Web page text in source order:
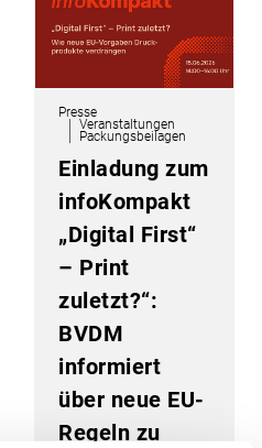
Presse
Veranstaltungen
Packungsbeilagen
Einladung zum
infoKompakt
„Digital First“
– Print
zuletzt?“:
BVDM
informiert
über neue EU-
Regeln zu